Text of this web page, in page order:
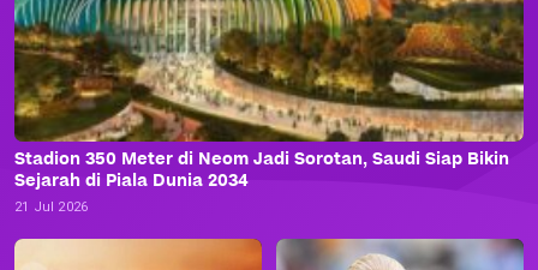
Stadion 350 Meter di Neom Jadi Sorotan, Saudi Siap Bikin
Sejarah di Piala Dunia 2034
21 Jul 2026